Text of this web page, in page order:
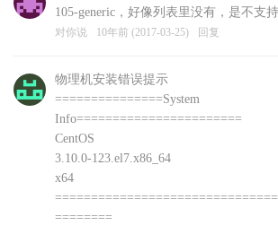
105-generic，好像列表里没有，是不支
对你说 10年前 (2017-03-25) 回复
物理机安装错误提示
===============System
Info=======================
CentOS
3.10.0-123.el7.x86_64
x64
========